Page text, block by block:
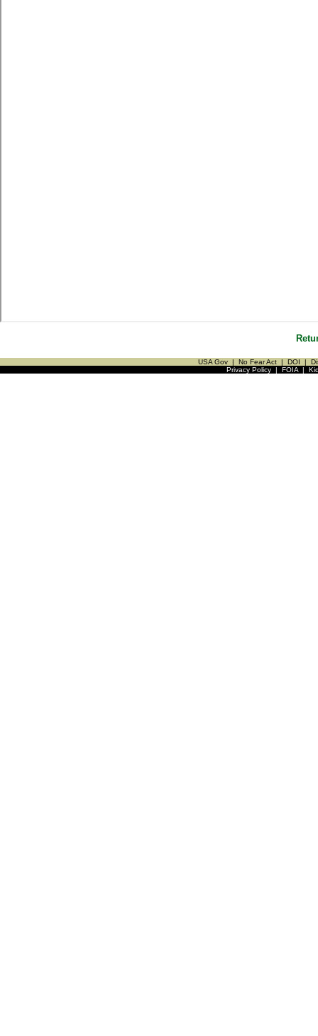
USA Gov | No Fear Act | DOI |
Privacy Policy| FOIA|